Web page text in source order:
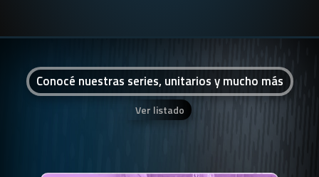
Conocé nuestras series, unitarios y mucho más
Ver listado